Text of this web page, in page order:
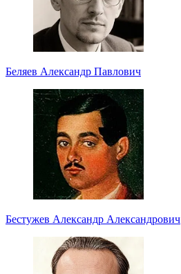
Беляев Александр Павлович
Бестужев Александр Александрович